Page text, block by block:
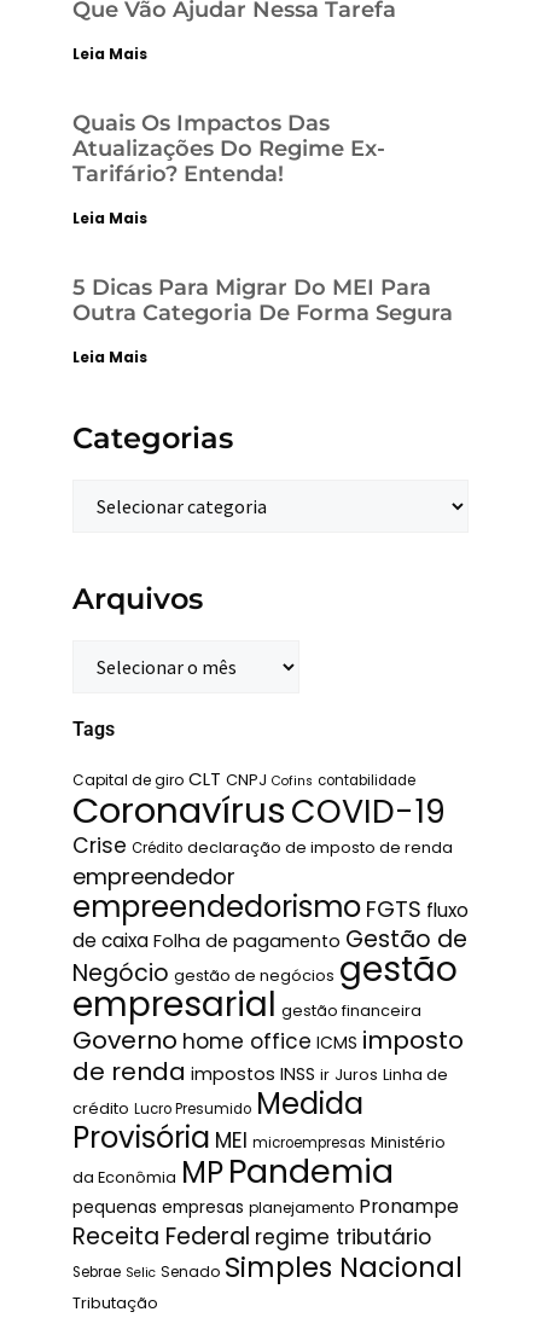
Que Vão Ajudar Nessa Tarefa
Leia Mais
Quais Os Impactos Das
Atualizações Do Regime Ex-
Tarifário? Entenda!
Leia Mais
5 Dicas Para Migrar Do MEI Para
Outra Categoria De Forma Segura
Leia Mais
Categorias
Arquivos
Tags
Capital de giro CLT CNPJ Cofins contabilidade
CoronavírusCOVID-19
Crise Crédito declaração de imposto de renda
empreendedor
empreendedorismo FGTS fluxo
de caixa Folha de pagamento Gestão de
Negócio gestão de negócios gestão
empresarial gestão financeira
Governo home office ICMS imposto
de renda impostos INSS ir Juros Linha de
crédito Lucro Presumido Medida
Provisória MEI microempresas Ministério
da Econômia MPPandemia
pequenas empresas planejamento Pronampe
Receita Federal regime tributário
Sebrae Selic Senado Simples Nacional
Tributação